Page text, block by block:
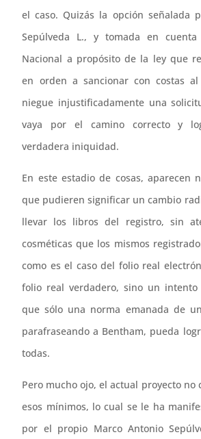
el caso. Quizás la opción señalada
Sepúlveda L., y tomada en
Nacional a propósito de la ley que
en orden a sancionar con costas
niegue injustificadamente una
vaya por el camino correcto y
verdadera iniquidad.
En este estadio de cosas, aparecen
que pudieren significar un cambio
llevar los libros del registro, sin
cosméticas que los mismos
como es el caso del folio real
folio real verdadero, sino un
que sólo una norma emanada de
parafraseando a Bentham, pueda
todas.
Pero mucho ojo, el actual proyecto
esos mínimos, lo cual se le ha
por el propio Marco Antonio